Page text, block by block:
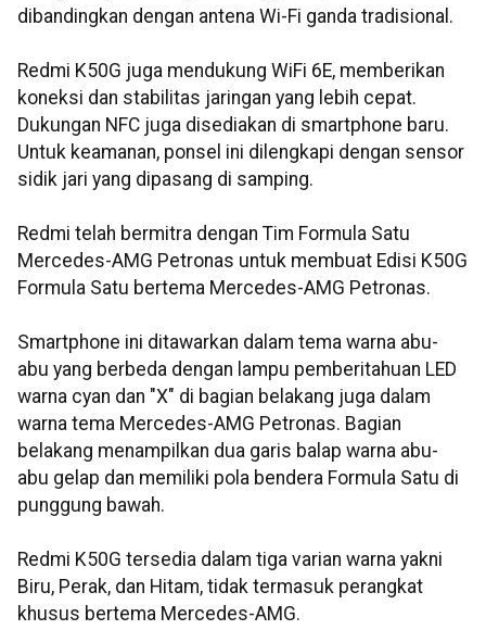
dibandingkan dengan antena Wi-Fi ganda tradisional.
Redmi K50G juga mendukung WiFi 6E, memberikan
koneksi dan stabilitas jaringan yang lebih cepat.
Dukungan NFC juga disediakan di smartphone baru.
Untuk keamanan, ponsel ini dilengkapi dengan sensor
sidik jari yang dipasang di samping.
Redmi telah bermitra dengan Tim Formula Satu
Mercedes-AMG Petronas untuk membuat Edisi K50G
Formula Satu bertema Mercedes-AMG Petronas.
Smartphone ini ditawarkan dalam tema warna abu-
abu yang berbeda dengan lampu pemberitahuan LED
warna cyan dan "X" di bagian belakang juga dalam
warna tema Mercedes-AMG Petronas. Bagian
belakang menampilkan dua garis balap warna abu-
abu gelap dan memiliki pola bendera Formula Satu di
punggung bawah.
Redmi K50G tersedia dalam tiga varian warna yakni
Biru, Perak, dan Hitam, tidak termasuk perangkat
khusus bertema Mercedes-AMG.